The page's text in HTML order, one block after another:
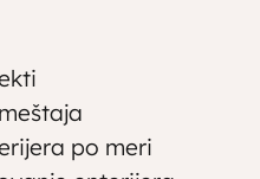
po meri